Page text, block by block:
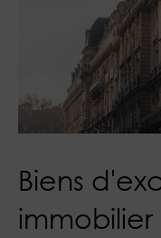
Biens